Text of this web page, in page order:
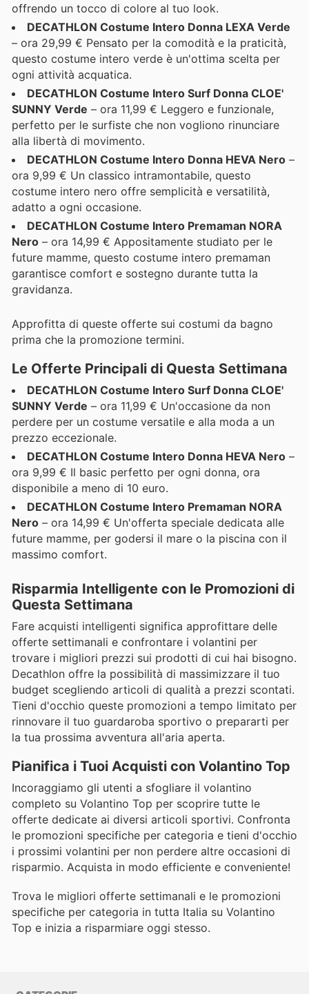
offrendo un tocco di colore al tuo look.
DECATHLON Costume Intero Donna LEXA Verde
– ora 29,99 € Pensato per la comodità e la praticità,
questo costume intero verde è un'ottima scelta per
ogni attività acquatica.
DECATHLON Costume Intero Surf Donna CLOE'
SUNNY Verde – ora 11,99 € Leggero e funzionale,
perfetto per le surfiste che non vogliono rinunciare
alla libertà di movimento.
DECATHLON Costume Intero Donna HEVA Nero –
ora 9,99 € Un classico intramontabile, questo
costume intero nero offre semplicità e versatilità,
adatto a ogni occasione.
DECATHLON Costume Intero Premaman NORA
Nero – ora 14,99 € Appositamente studiato per le
future mamme, questo costume intero premaman
garantisce comfort e sostegno durante tutta la
gravidanza.
Approfitta di queste offerte sui costumi da bagno
prima che la promozione termini.
Le Offerte Principali di Questa Settimana
DECATHLON Costume Intero Surf Donna CLOE'
SUNNY Verde – ora 11,99 € Un'occasione da non
perdere per un costume versatile e alla moda a un
prezzo eccezionale.
DECATHLON Costume Intero Donna HEVA Nero –
ora 9,99 € Il basic perfetto per ogni donna, ora
disponibile a meno di 10 euro.
DECATHLON Costume Intero Premaman NORA
Nero – ora 14,99 € Un'offerta speciale dedicata alle
future mamme, per godersi il mare o la piscina con il
massimo comfort.
Risparmia Intelligente con le Promozioni di
Questa Settimana
Fare acquisti intelligenti significa approfittare delle
offerte settimanali e confrontare i volantini per
trovare i migliori prezzi sui prodotti di cui hai bisogno.
Decathlon offre la possibilità di massimizzare il tuo
budget scegliendo articoli di qualità a prezzi scontati.
Tieni d'occhio queste promozioni a tempo limitato per
rinnovare il tuo guardaroba sportivo o prepararti per
la tua prossima avventura all'aria aperta.
Pianifica i Tuoi Acquisti con Volantino Top
Incoraggiamo gli utenti a sfogliare il volantino
completo su Volantino Top per scoprire tutte le
offerte dedicate ai diversi articoli sportivi. Confronta
le promozioni specifiche per categoria e tieni d'occhio
i prossimi volantini per non perdere altre occasioni di
risparmio. Acquista in modo efficiente e conveniente!
Trova le migliori offerte settimanali e le promozioni
specifiche per categoria in tutta Italia su Volantino
Top e inizia a risparmiare oggi stesso.